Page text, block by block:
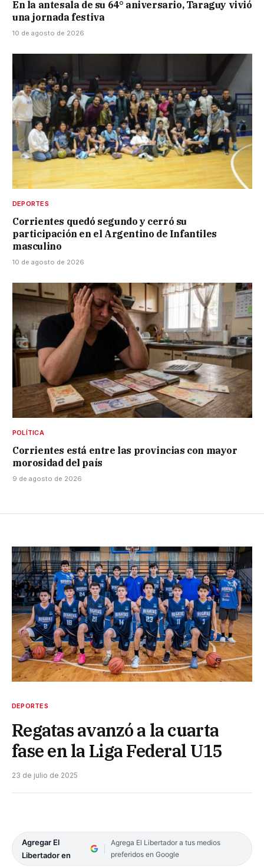
En la antesala de su 64° aniversario, Taraguy vivió
una jornada festiva
10 de agosto de 2026
DEPORTES
Corrientes quedó segundo y cerró su
participación en el Argentino de Infantiles
masculino
10 de agosto de 2026
POLÍTICA
Corrientes está entre las provincias con mayor
morosidad del país
9 de agosto de 2026
DEPORTES
Regatas avanzó a la cuarta
fase en la Liga Federal U15
23 de julio de 2025
Agregar El
Libertador en
Agrega El Libertador a tus medios
preferidos en Google